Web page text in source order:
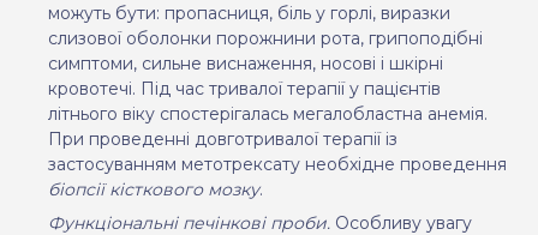
можуть бути: пропасниця, біль у горлі, виразки
слизової оболонки порожнини рота, грипоподібні
симптоми, сильне виснаження, носові і шкірні
кровотечі. Під час тривалої терапії у пацієнтів
літнього віку спостерігалась мегалобластна анемія.
При проведенні довготривалої терапії із
застосуванням метотрексату необхідне проведення
біопсії кісткового мозку.
Функціональні печінкові проби. Особливу увагу